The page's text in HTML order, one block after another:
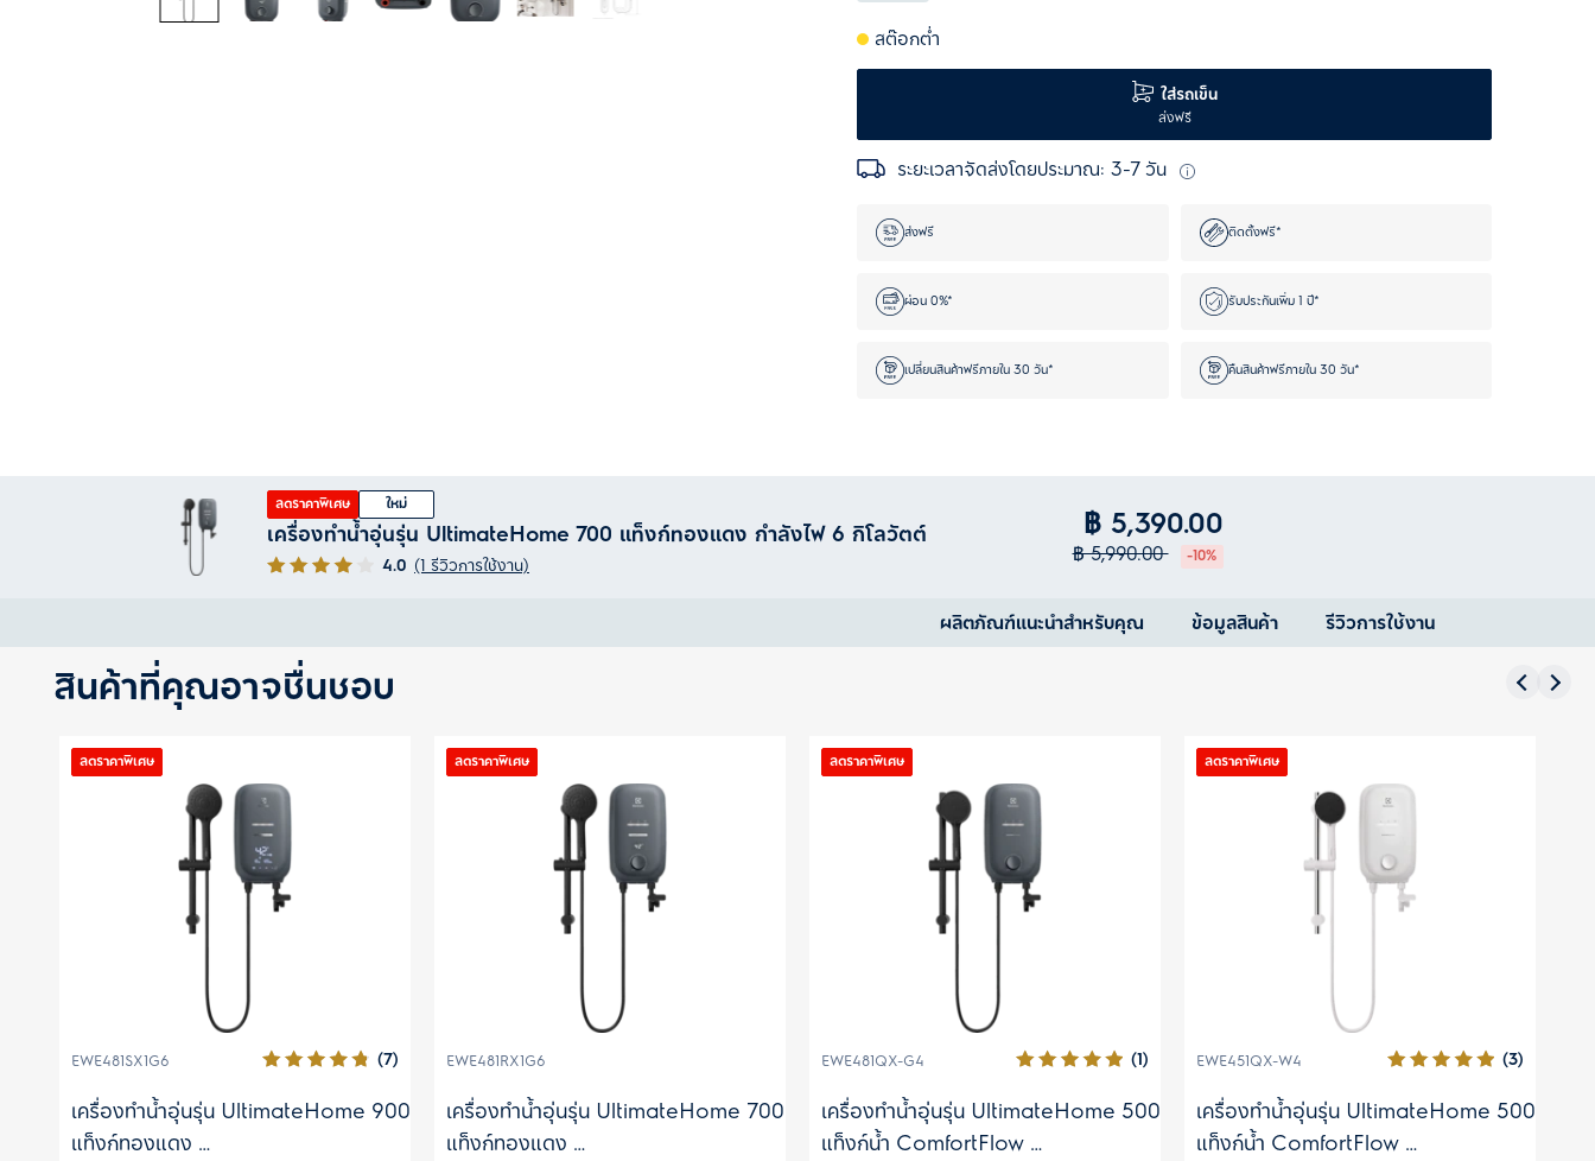
สต๊อกต่ำ
ใส่รถเข็น
ส่งฟรี
ระยะเวลาจัดส่งโดยประมาณ: 3-7 วัน
ส่งฟรี ติดตั้งฟรี*
ผ่อน 0%* รับประกันเพิ่ม 1 ปี*
เปลี่ยนสินค้าฟรีภายใน 30 วัน* คืนสินค้าฟรีภายใน 30 วัน*
ลดราคาพิเศษ ใหม่
เครื่องทำน้ำอุ่นรุ่น UltimateHome 700 แท็งก์ทองแดง กำลังไฟ 6 กิโลวัตต์
4.0 (1 รีวิวการใช้งาน)
฿ 5,390.00
฿ 5,990.00 -10%
ผลิตภัณฑ์แนะนำสำหรับคุณ ข้อมูลสินค้า รีวิวการใช้งาน
สินค้าที่คุณอาจชื่นชอบ
ลดราคาพิเศษ
EWE481SX1G6 (7)
เครื่องทำน้ำอุ่นรุ่น UltimateHome 900
แท็งก์ทองแดง
ลดราคาพิเศษ
EWE481RX1G6
เครื่องทำน้ำอุ่นรุ่น UltimateHome 700
แท็งก์ทองแดง
ลดราคาพิเศษ
EWE481QX-G4 (1)
เครื่องทำน้ำอุ่นรุ่น UltimateHome 500
แท็งก์น้ำ ComfortFlow
ลดราคาพิเศษ
EWE451QX-W4 (3)
เครื่องทำน้ำอุ่นรุ่น UltimateHome 500
แท็งก์น้ำ ComfortFlow